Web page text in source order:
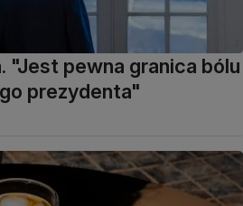
"Jest pewna granica bólu
prezydenta"